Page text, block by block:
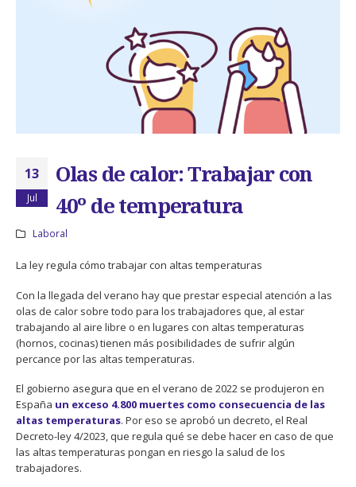
13
Jul
Olas de calor: Trabajar con
40º de temperatura
Laboral
La ley regula cómo trabajar con altas temperaturas
Con la llegada del verano hay que prestar especial atención a las
olas de calor sobre todo para los trabajadores que, al estar
trabajando al aire libre o en lugares con altas temperaturas
(hornos, cocinas) tienen más posibilidades de sufrir algún
percance por las altas temperaturas.
El gobierno asegura que en el verano de 2022 se produjeron en
España un exceso 4.800 muertes como consecuencia de las
altas temperaturas. Por eso se aprobó un decreto, el Real
Decreto-ley 4/2023, que regula qué se debe hacer en caso de que
las altas temperaturas pongan en riesgo la salud de los
trabajadores.